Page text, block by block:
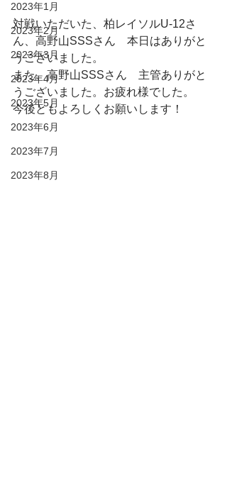
2023年1月
2023年2月
2023年3月
2023年4月
2023年5月
2023年6月
2023年7月
2023年8月
対戦いただいた、柏レイソルU-12さ
ん、高野山SSSさん　本日はありがと
うございました。
また、高野山SSSさん　主管ありがと
うございました。お疲れ様でした。
今後ともよろしくお願いします！